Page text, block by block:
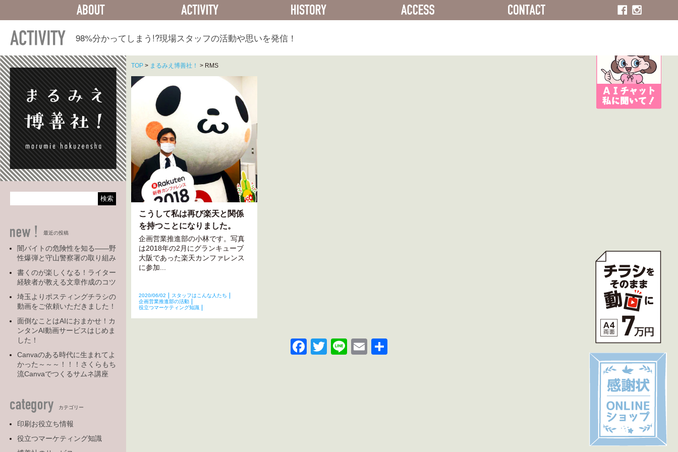
ACTIVITY
98%分かってしまう!?現場スタッフの活動や思いを発信！
最近の投稿
闇バイトの危険性を知る――野
性爆弾と守山警察署の取り組み
書くのが楽しくなる！ライター
経験者が教える文章作成のコツ
埼玉よりポスティングチラシの
動画をご依頼いただきました！
面倒なことはAIにおまかせ！カ
ンタンAI動画サービスはじめま
した！
Canvaのある時代に生まれてよ
かった～～～！！！さくらもち
流Canvaでつくるサムネ講座
カテゴリー
印刷お役立ち情報
役立つマーケティング知識
TOP > まるみえ博善社！ > RMS
こうして私は再び楽天と関係
を持つことになりました。
企画営業推進部の小林です。写真
は2018年の2月にグランキューブ
大阪であった楽天カンファレンス
に参加...
2020/06/02
スタッフはこんな人たち
企画営業推進部の活動
役立つマーケティング知識
Facebook
TwitterLineEmail